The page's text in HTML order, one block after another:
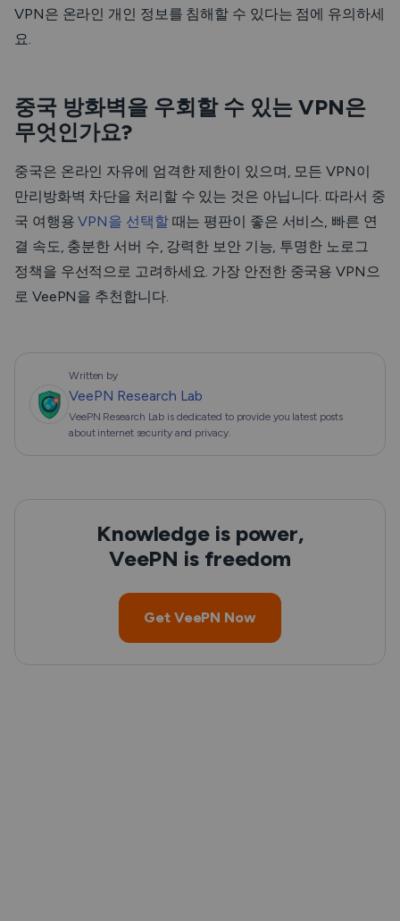
VPN은 온라인 개인 정보를 침해할 수 있다는 점에 유의하세
요.
중국 방화벽을 우회할 수 있는 VPN은
무엇인가요?
중국은 온라인 자유에 엄격한 제한이 있으며, 모든 VPN이
만리방화벽 차단을 처리할 수 있는 것은 아닙니다. 따라서 중
국 여행용VPN을 선택할때는 평판이 좋은 서비스, 빠른 연
결 속도, 충분한 서버 수, 강력한 보안 기능, 투명한 노로그
정책을 우선적으로 고려하세요. 가장 안전한 중국용 VPN으
로 VeePN을 추천합니다.
Written by
VeePN Research Lab
VeePN Research Lab is dedicated to provide you latest posts
about internet security and privacy.
Knowledge is power,
VeePN is freedom
Get VeePN Now